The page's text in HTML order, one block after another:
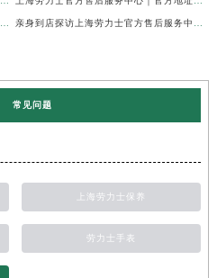
常见问题
上海劳力士保养
劳力士手表